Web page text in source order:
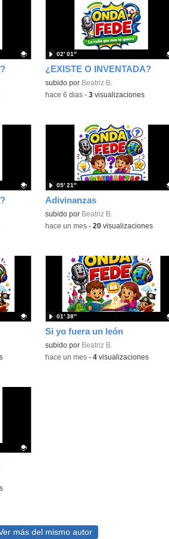
¿EXISTE O INVENTADA?
Contenido educativo.
subido por Beatriz B.
02′ 01″
-hace 6 dias- 3visualizaciones
Adivinanzas
Contenido educativo.
subido por Beatriz B.
05′ 21″
-hace un mes- 20visualizaciones
Si yo fuera un león
Contenido educativo.
subido por Beatriz B.
01′ 38″
-hace un mes- 4visualizaciones
más del mismo autor